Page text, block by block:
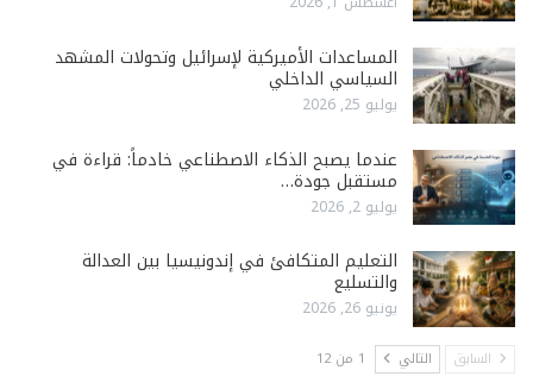
المساعدات الأميركية لإسرائيل وتحولات المشهد
السياسي الداخلي
يوليو 25, 2026
عندما يصبح الذكاء الاصطناعي خادماً: قراءة في
مستقبل جودة…
يوليو 2, 2026
التعليم المتكافئ في إندونيسيا بين العدالة
والتسليع
يونيو 26, 2026
السابق التالي 1 من 12